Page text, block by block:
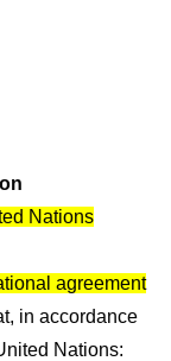
Nations
agreement
in accordance
Nations: